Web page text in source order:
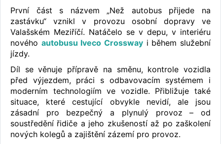
První část s názvem „Než autobus přijede na
zastávku“ vznikl v provozu osobní dopravy ve
Valašském Meziříčí. Natáčelo se v depu, v interiéru
nového autobusu Iveco Crossway i během služební
jízdy.
Díl se věnuje přípravě na směnu, kontrole vozidla
před výjezdem, práci s odbavovacím systémem i
moderním technologiím ve vozidle. Přibližuje také
situace, které cestující obvykle nevidí, ale jsou
zásadní pro bezpečný a plynulý provoz – od
soustředění řidiče a jeho zkušeností až po zaškolení
nových kolegů a zajištění zázemí pro provoz.